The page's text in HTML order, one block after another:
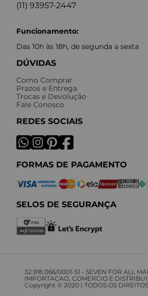
(11) 93957-2447
Funcionamento:
Das 10h às 18h, de segunda a sexta
DÚVIDAS
Como Comprar
Prazos e Entrega
Trocas e Devolução
Fale Conosco
REDES SOCIAIS
FORMAS DE PAGAMENTO
SELOS DE SEGURANÇA
32.918.066/0001-51 - SEVEN FOR ALL
IMPORTACAO, COMERCIO E
Copyright © 2020 | TODOS OS